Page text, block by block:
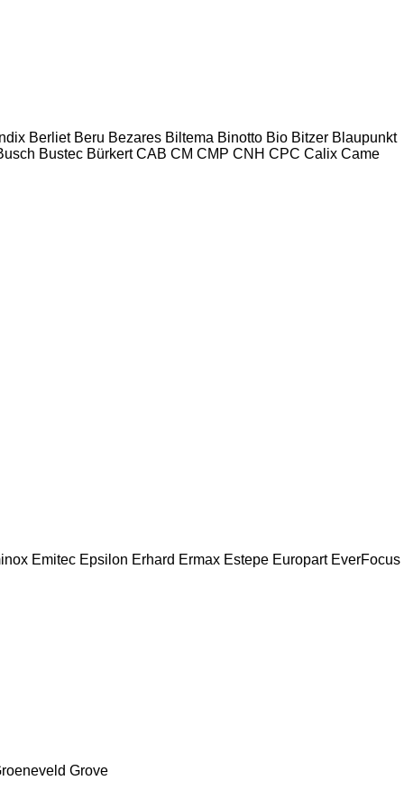
Berliet Beru Bezares Biltema Binotto Bio Bitzer Blaupunkt
Bustec Bürkert CAB CM CMP CNH CPC Calix Came
Emitec Epsilon Erhard Ermax Estepe Europart EverFocus
Grove